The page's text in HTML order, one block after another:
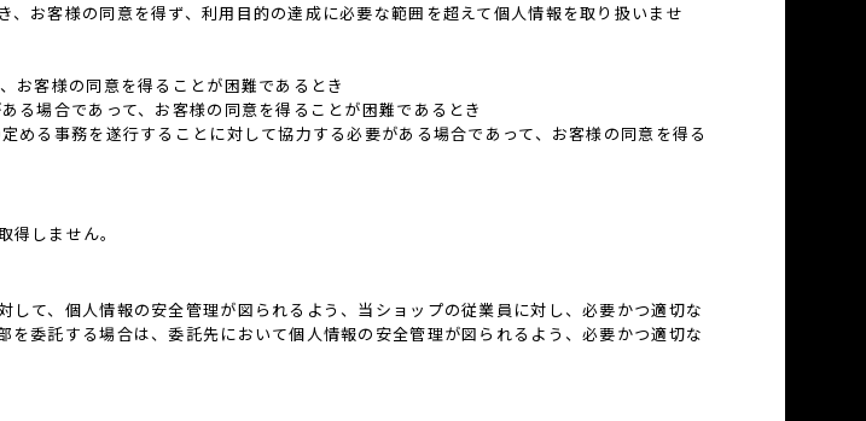
お客様の同意を得ず、利用目的の達成に必要な範囲を超えて個人情報を取り扱いませ
お客様の同意を得ることが困難であるとき
る場合であって、お客様の同意を得ることが困難であるとき
める事務を遂行することに対して協力する必要がある場合であって、お客様の同意を得る
しません。
て、個人情報の安全管理が図られるよう、当ショップの従業員に対し、必要かつ適切な
委託する場合は、委託先において個人情報の安全管理が図られるよう、必要かつ適切な